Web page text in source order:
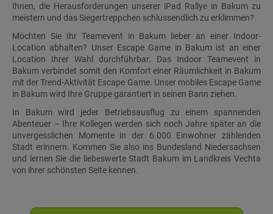
Ihnen, die Herausforderungen unserer iPad Rallye in Bakum zu
meistern und das Siegertreppchen schlussendlich zu erklimmen?
Möchten Sie Ihr Teamevent in Bakum lieber an einer Indoor-
Location abhalten? Unser Escape Game in Bakum ist an einer
Location Ihrer Wahl durchführbar. Das Indoor Teamevent in
Bakum verbindet somit den Komfort einer Räumlichkeit in Bakum
mit der Trend-Aktivität Escape Game. Unser mobiles Escape Game
in Bakum wird Ihre Gruppe garantiert in seinen Bann ziehen.
In Bakum wird jeder Betriebsausflug zu einem spannenden
Abenteuer – Ihre Kollegen werden sich noch Jahre später an die
unvergesslichen Momente in der 6.000 Einwohner zählenden
Stadt erinnern. Kommen Sie also ins Bundesland Niedersachsen
und lernen Sie die liebeswerte Stadt Bakum im Landkreis Vechta
von ihrer schönsten Seite kennen.